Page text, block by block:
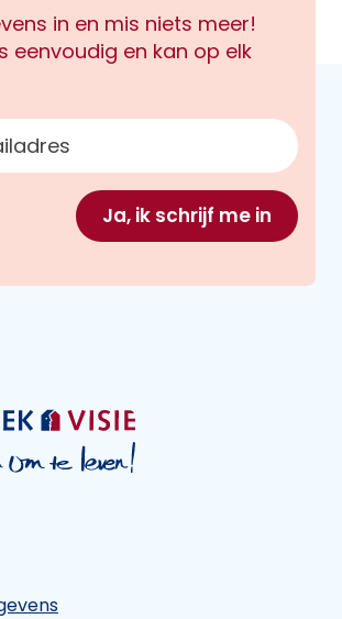
in en mis niets meer!
eenvoudig en kan op elk
Ja, ik schrijf me in